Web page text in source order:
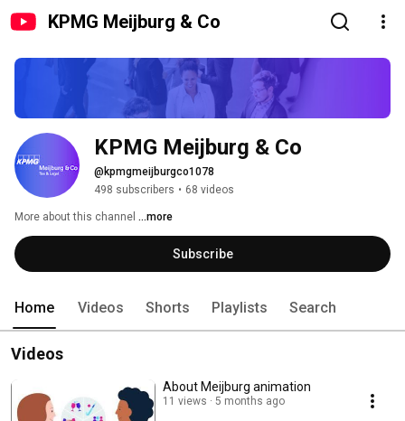
KPMG Meijburg & Co
KPMG Meijburg & Co
@kpmgmeijburgco1078
498 subscribers • 68 videos
More about this channel ...more
Subscribe
Home Videos Shorts Playlists Search
Videos
About Meijburg animation
11 views 5 months ago